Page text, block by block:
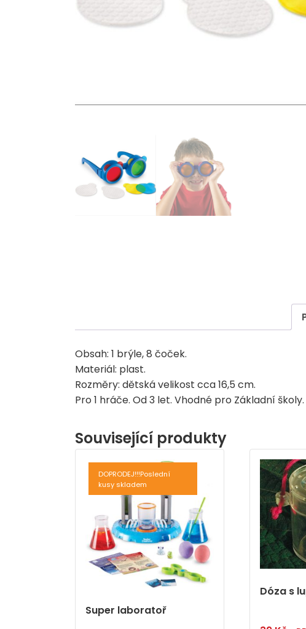
Obsah: 1 brýle, 8 čoček.
Materiál: plast.
Rozměry: dětská velikost cca 16,5 cm.
Pro 1 hráče. Od 3 let. Vhodné pro Základní
Související produkty
DOPRODEJ!!!Poslední
kusy skladem
Super laboratoř
Dóza s